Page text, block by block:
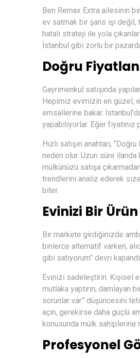
Ben Remax Extra ailesinin
ev satmak bir şans işi değil,
hatalı strateji ile yola
İstanbul gibi zorlu bir
Doğru
Gayrimenkul satışında
Hepimiz evimizin en güzel,
emsallerine bakar.
yapabiliyorlar. Eğer fiyatınız
Hızlı satışın anahtarı,
neden olur. Uzun süre ilanda
mülkünüzü satışa
trendlerini analiz ederek
biter.
Evinizi Bir
Bir markete girdiğinizde
binlerce alternatif varken,
gibi satıyorum” devri kapandı.
Evinizi sadeleştirin. Kişisel
mutlaka yaptırın; damlayan
sorunlar var” düşüncesini
açın, gerekirse daha güçlü
konusunda mülk sahiplerine
Profesyonel